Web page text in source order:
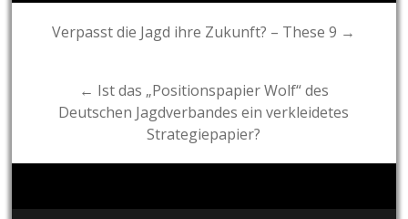
Post
Verpasst die Jagd ihre Zukunft? – These 9 →
← Ist das „Positionspapier Wolf“ des
Deutschen Jagdverbandes ein verkleidetes
Strategiepapier?